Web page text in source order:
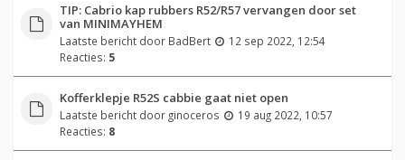
TIP: Cabrio kap rubbers R52/R57 vervangen door set
van MINIMAYHEM
Laatste bericht door BadBert
12 sep 2022, 12:54
Reacties: 5
Kofferklepje R52S cabbie gaat niet open
Laatste bericht door ginoceros
19 aug 2022, 10:57
Reacties: 8